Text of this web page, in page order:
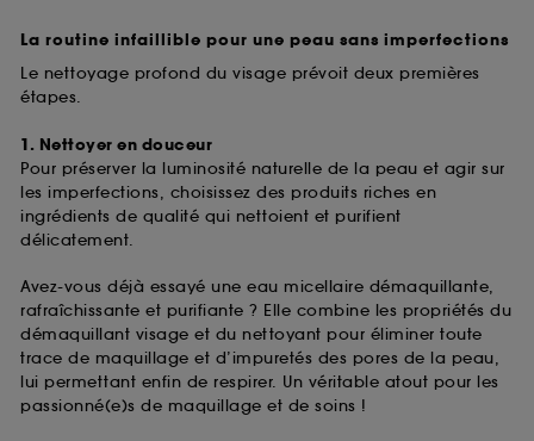
La routine infaillible pour une peau sans imperfections
Le nettoyage profond du visage prévoit deux premières
étapes.
1. Nettoyer en douceur
Pour préserver la luminosité naturelle de la peau et agir sur
les imperfections, choisissez des produits riches en
ingrédients de qualité qui nettoient et purifient
délicatement.
Avez-vous déjà essayé une eau micellaire démaquillante,
rafraîchissante et purifiante ? Elle combine les propriétés du
démaquillant visage et du nettoyant pour éliminer toute
trace de maquillage et d’impuretés des pores de la peau,
lui permettant enfin de respirer. Un véritable atout pour les
passionné(e)s de maquillage et de soins !